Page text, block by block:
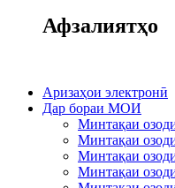
Афзалиятҳо
Аризаҳои электронӣ
Дар бораи МОИ
Минтақаи
Минтақаи
Минтақаи
Минтақаи